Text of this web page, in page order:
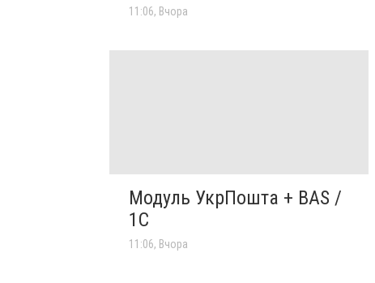
11:06, Вчора
Модуль УкрПошта + BAS /
1C
11:06, Вчора